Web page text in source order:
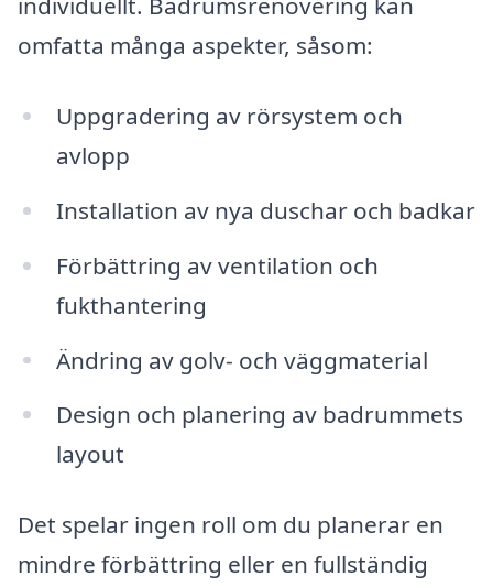
omfatta många aspekter, såsom:
Uppgradering av rörsystem och
avlopp
Installation av nya duschar och badkar
Förbättring av ventilation och
fukthantering
Ändring av golv- och väggmaterial
Design och planering av badrummets
layout
Det spelar ingen roll om du planerar en
mindre förbättring eller en fullständig